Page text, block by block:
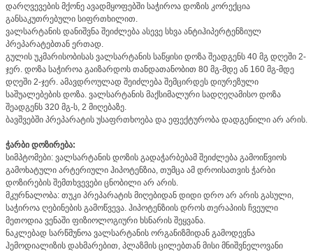
დარღვევების მქონე ავადმყოფებში საჭიროა დოზის კორექცია
განსაკუთრებული სიფრთხილით.
ვალსარტანის დანიშვნა შეიძლება ასევე სხვა ანტიჰიპერტენზიულ
პრეპარატებთან ერთად.
გულის უკმარისობისას ვალსარტანის საწყისი დოზა შეადგენს 40 მგ დღეში 2-
ჯერ. დოზა საჭიროა გაიზარდოს თანდათანობით 80 მგ-მდე ან 160 მგ-მდე
დღეში 2-ჯერ. ამავდროულად შეიძლება შემცირდეს დიურეზული
საშუალებების დოზა. ვალსარტანის მაქსიმალური სადღეღამისო დოზა
შეადგენს 320 მგ-ს, 2 მიღებაზე.
ბავშვებში პრეპარატის უსაფრთხოება და ეფექტურობა დადგენილი არ არის.
ჭარბი დოზირება:
სიმპტომები: ვალსარტანის დოზის გადაჭარბებამ შეიძლება გამოიწვიოს
გამოხატული არტერიული ჰიპოტენზია, თუმცა ამ დროისათვის ჭარბი
დოზირების შემთხვევები ცნობილი არ არის.
მკურნალობა: თუკი პრეპარატის მიღებიდან დიდი დრო არ არის გასული,
საჭიროა ღებინების გამოწვევა. ჰიპოტენზიის დროს თერაპიის ჩვეული
მეთოდია ვენაში ფიზიოლოგიური ხსნარის შეყვანა.
ნაკლებად სარწმუნოა ვალსარტანის ორგანიზმიდან გამოდევნა
ჰემოდიალიზის დახმარებით, პლაზმის ცილებთან მისი მნიშვნელოვანი